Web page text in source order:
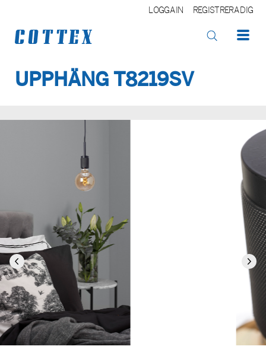
LOGGA IN REGISTRERA DIG
UPPHÄNG T8219SV